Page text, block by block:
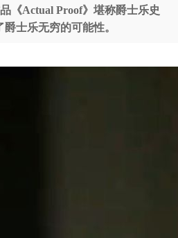
《Actual Proof》堪称爵士乐史
士乐无穷的可能性。